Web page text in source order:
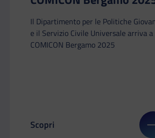
ai BNL Italy Major premier
Il Dipartimento per le Politiche
e il Servizio Civile Universale arriva a
COMICON Bergamo 2025
Il link ti porterà ad avere
Scopri